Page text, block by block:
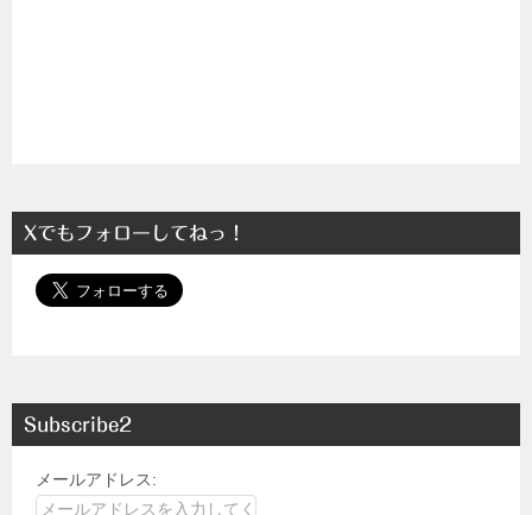
Xでもフォローしてねっ！
Subscribe2
メールアドレス: